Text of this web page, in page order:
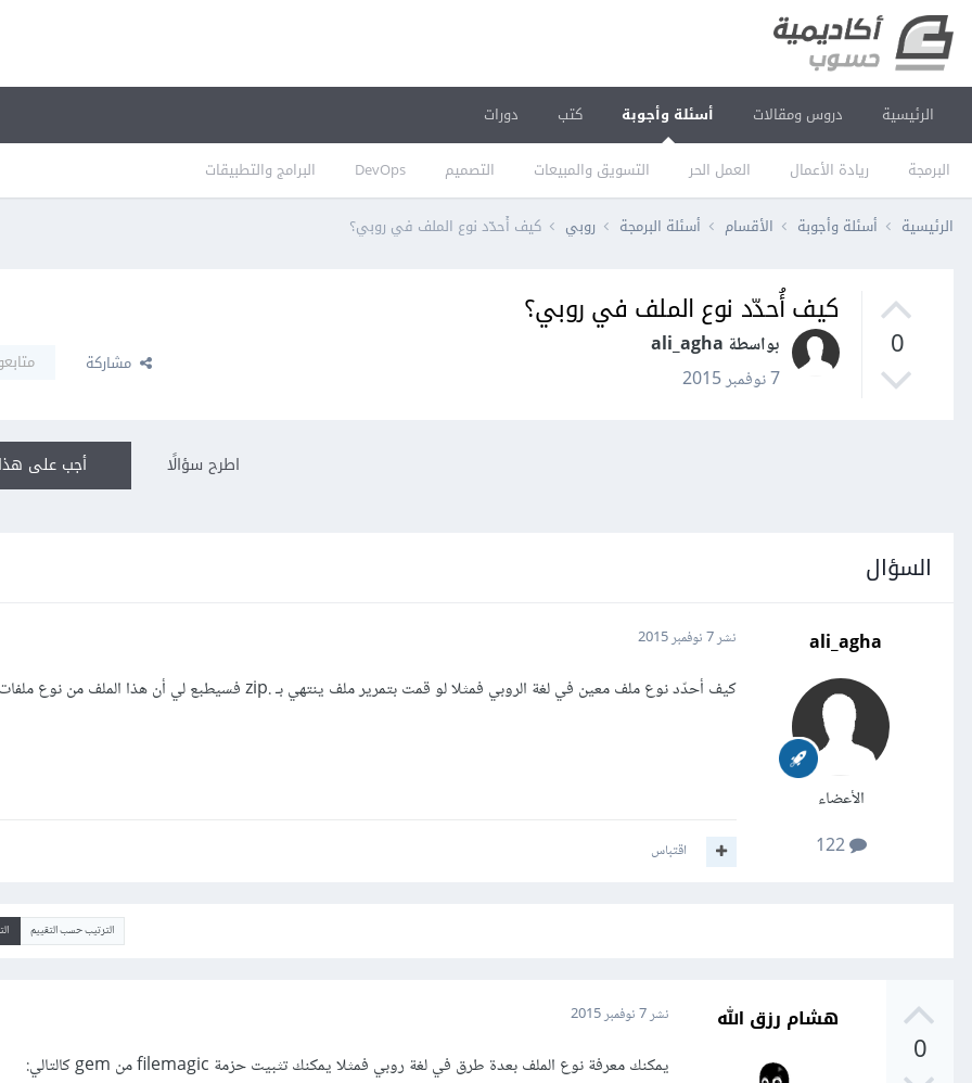
الرئيسية دروس ومقالات أسئلة وأجوبة
البرمجة ريادة الأعمال العمل الحر التسويق والمبيعات التصميم DevOps البرامج والتطبيقات
كتب دورات
الرئيسية أسئلة وأجوبة الأقسام أسئلة البرمجة روبي كيف أُحدّد نوع الملف في روبي؟
0
كيف أُحدّد نوع الملف في روبي؟
بواسطة ali_agha
7 نوفمبر 2015
مشاركة
أجب على اطرح سؤالًا
السؤال
ali_agha
الأعضاء
122
نشر7 نوفمبر 2015
كيف أحدّد نوع ملف معين في لغة الروبي فمثلا لو قمت بتمرير ملف ينتهي بـ .zip فسيطبع لي أن هذا الملف من نوع ملفات مضغوطة؟
اقتباس
الترتيب حسب التقييم
0
هشام رزق الله نشر7 نوفمبر 2015
يمكنك معرفة نوع الملف بعدة طرق في لغة روبي فمثلا يمكنك تثبيت حزمة filemagic من gem كالتالي: